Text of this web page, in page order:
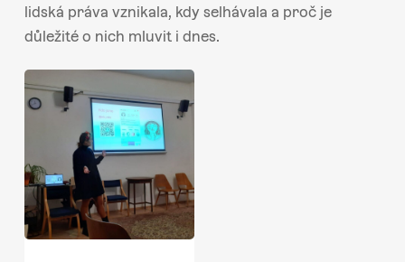
lidská práva vznikala, kdy selhávala a proč je
důležité o nich mluvit i dnes.